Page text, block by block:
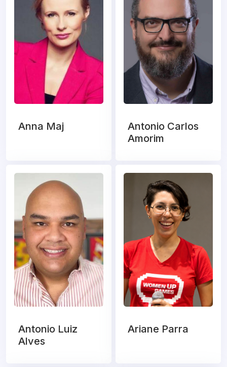
Anna Maj
Antonio Carlos
Amorim
Antonio Luiz
Alves
Ariane Parra